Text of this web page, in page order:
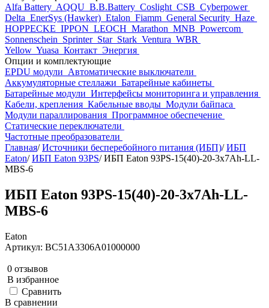
Alfa Battery AQQU B.B.Battery Coslight CSB Cyberpower
Delta EnerSys (Hawker) Etalon Fiamm General Security Haze
HOPPECKE IPPON LEOCH Marathon MNB Powercom
Sonnenschein Sprinter Star Stark Ventura WBR
Yellow Yuasa Контакт Энергия
Опции и комплектующие
EPDU модули Автоматические выключатели
Аккумуляторные стеллажи Батарейные кабинеты
Батарейные модули Интерфейсы мониторинга и управления
Кабели, крепления Кабельные вводы Модули байпаса
Модули параллирования Программное обеспечение
Статические переключатели
Частотные преобразователи
Главная/ Источники бесперебойного питания (ИБП)/ ИБП
Eaton/ ИБП Eaton 93PS/ ИБП Eaton 93PS-15(40)-20-3x7Ah-LL-
MBS-6
ИБП Eaton 93PS-15(40)-20-3x7Ah-LL-
MBS-6
Eaton
Артикул: BC51A3306A01000000
0 отзывов
В избранное
Сравнить
В сравнении